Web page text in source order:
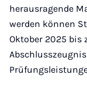
herausragende
werden können
Oktober 2025 bis